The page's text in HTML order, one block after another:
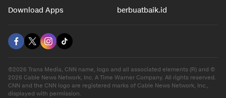
Download Apps berbuatbaik.id
©2026 Trans Media, CNN name, logo and all associated elements (R) and ©
2026 Cable News Network, Inc. A Time Warner Company. All rights reserved.
CNN and the CNN logo are registered marks of Cable News Network, Inc.,
displayed with permission.